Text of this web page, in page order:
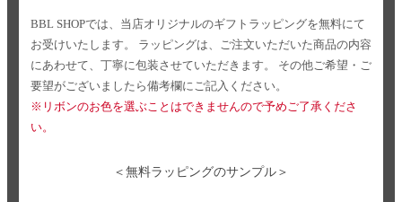
BBL SHOPでは、当店オリジナルのギフトラッピングを無料にて
お受けいたします。
ラッピングは、ご注文いただいた商品の内容
にあわせて、丁寧に包装させていただきます。
その他ご希望・ご
要望がございましたら備考欄にご記入ください。
※リボンのお色を選ぶことはできませんので予めご了承くださ
い。
＜無料ラッピングのサンプル＞